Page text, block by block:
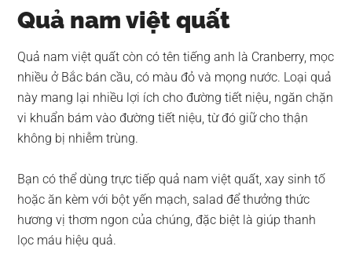
Quả nam việt quất
Quả nam việt quất còn có tên tiếng anh là Cranberry, mọc
nhiều ở Bắc bán cầu, có màu đỏ và mọng nước. Loại quả
này mang lại nhiều lợi ích cho đường tiết niệu, ngăn chặn
vi khuẩn bám vào đường tiết niệu, từ đó giữ cho thận
không bị nhiễm trùng.
Bạn có thể dùng trực tiếp quả nam việt quất, xay sinh tố
hoặc ăn kèm với bột yến mạch, salad để thưởng thức
hương vị thơm ngon của chúng, đặc biệt là giúp thanh
lọc máu hiệu quả.